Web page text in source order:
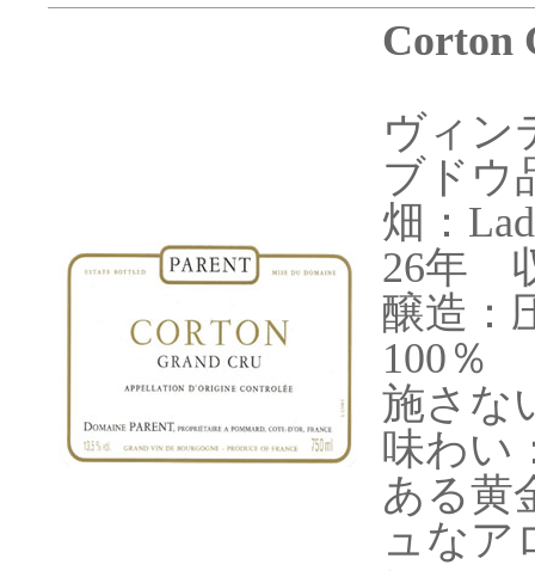
Corton
ヴィン
ブドウ
畑：
26年
醸造：
100％
施さな
味わい
ある黄
ュなア